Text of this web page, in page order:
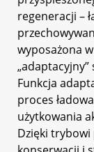
regeneracji –
wyposażona
Funkcja
proces
użytkowania
Dzięki